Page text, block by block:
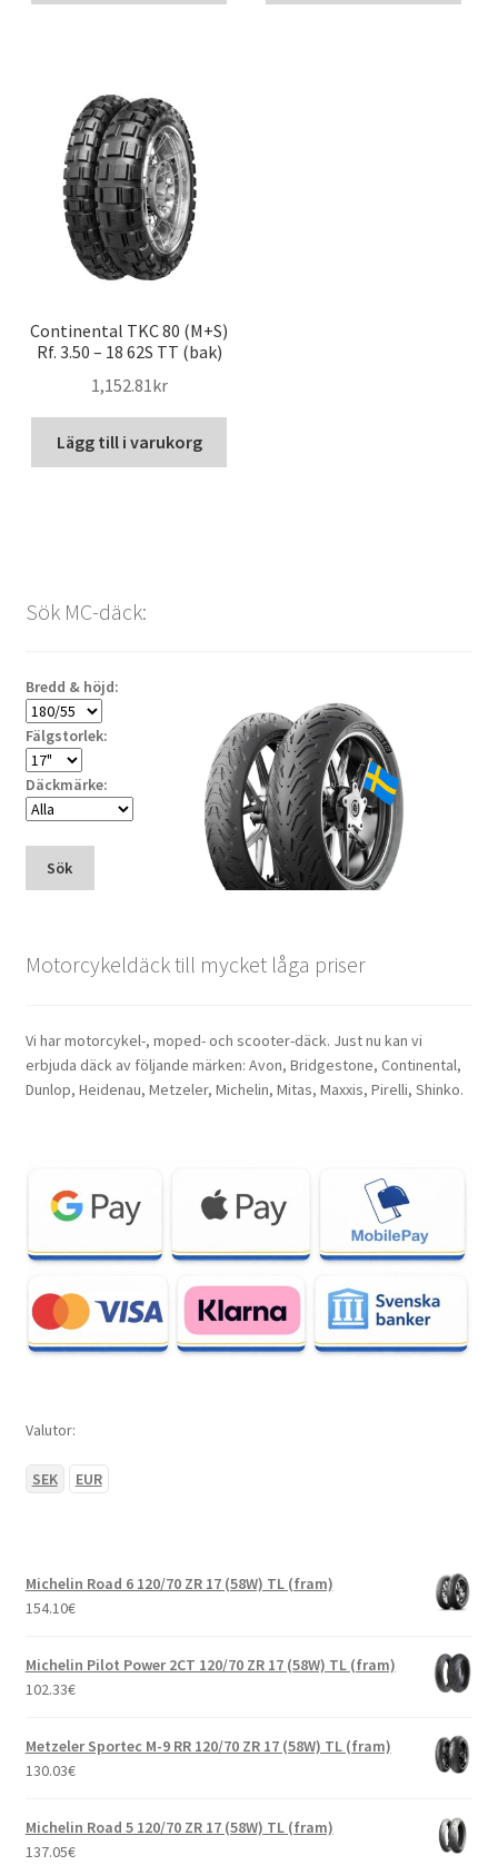
Continental TKC 80 (M+S)
Rf. 3.50 – 18 62S TT (bak)
1,152.81kr
Lägg till i varukorg
Sök MC-däck:
Bredd & höjd:
Fälgstorlek:
Däckmärke:
Sök
Motorcykeldäck till mycket låga priser
Vi har motorcykel-, moped- och scooter-däck. Just nu kan vi
erbjuda däck av följande märken: Avon, Bridgestone, Continental,
Dunlop, Heidenau, Metzeler, Michelin, Mitas, Maxxis, Pirelli, Shinko.
Valutor:
SEK EUR
Michelin Road 6 120/70 ZR 17 (58W) TL (fram)
154.10€
Michelin Pilot Power 2CT 120/70 ZR 17 (58W) TL (fram)
102.33€
Metzeler Sportec M-9 RR 120/70 ZR 17 (58W) TL (fram)
130.03€
Michelin Road 5 120/70 ZR 17 (58W) TL (fram)
137.05€